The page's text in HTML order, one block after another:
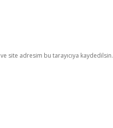
site adresim bu tarayıcıya kaydedilsin.